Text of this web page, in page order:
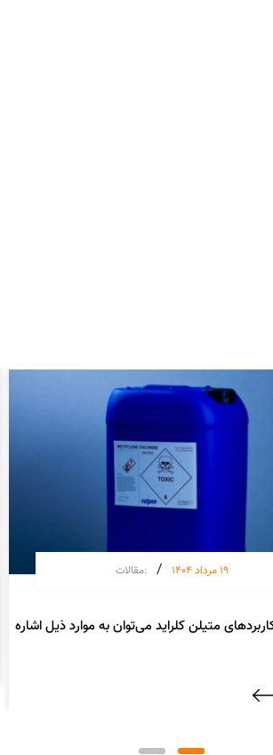
19 مرداد 1404 /
:مقالات
متیلن کلراید می‌توان به موارد ذیل اشاره